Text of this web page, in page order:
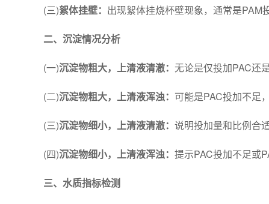
(三)絮体挂壁： 出现絮体挂烧杯壁现象，通常是PAM
二、沉淀情况分析
(一)沉淀物粗大，上清液清澈： 无论是仅投加PAC还
(二)沉淀物粗大，上清液浑浊： 可能是PAC投加不足
(三)沉淀物细小，上清液清澈： 说明投加量和比例合适
(四)沉淀物细小，上清液浑浊： 提示PAC投加不足或
三、水质指标检测